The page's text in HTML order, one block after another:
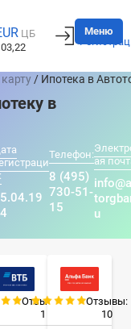
ЦБ
Вход
Меню
/ Ипотека в
в
Телефон:
8 (495)
730-51-
15
ая
u
Отзывы:
1
Отзывы:
10